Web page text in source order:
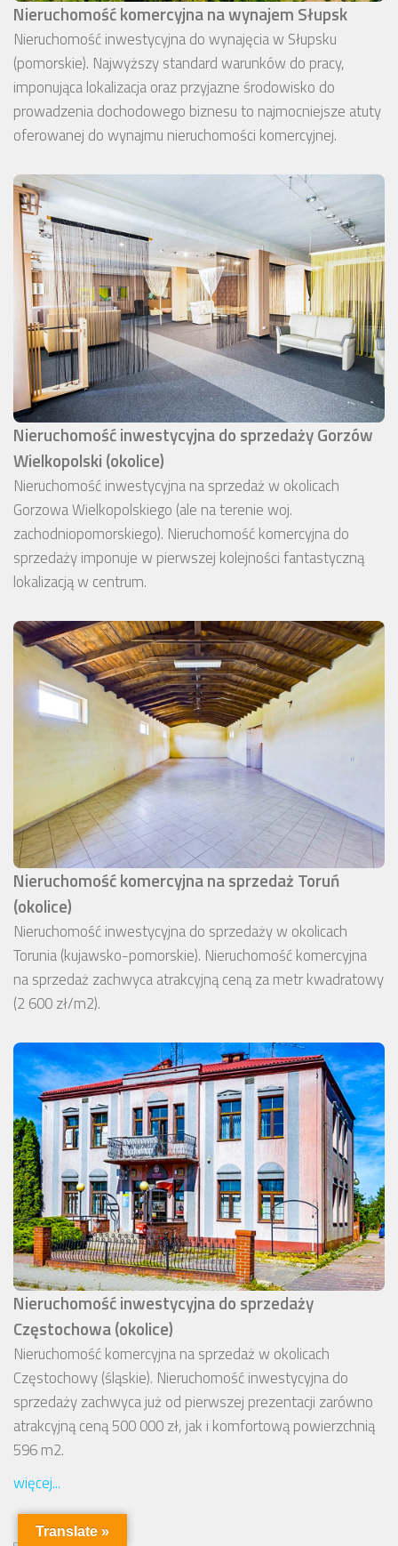
Nieruchomość komercyjna na wynajem Słupsk
Nieruchomość inwestycyjna do wynajęcia w Słupsku
(pomorskie). Najwyższy standard warunków do pracy,
imponująca lokalizacja oraz przyjazne środowisko do
prowadzenia dochodowego biznesu to najmocniejsze atuty
oferowanej do wynajmu nieruchomości komercyjnej.
Nieruchomość inwestycyjna do sprzedaży Gorzów
Wielkopolski (okolice)
Nieruchomość inwestycyjna na sprzedaż w okolicach
Gorzowa Wielkopolskiego (ale na terenie woj.
zachodniopomorskiego). Nieruchomość komercyjna do
sprzedaży imponuje w pierwszej kolejności fantastyczną
lokalizacją w centrum.
Nieruchomość komercyjna na sprzedaż Toruń
(okolice)
Nieruchomość inwestycyjna do sprzedaży w okolicach
Torunia (kujawsko-pomorskie). Nieruchomość komercyjna
na sprzedaż zachwyca atrakcyjną ceną za metr kwadratowy
(2 600 zł/m2).
Nieruchomość inwestycyjna do sprzedaży
Częstochowa (okolice)
Nieruchomość komercyjna na sprzedaż w okolicach
Częstochowy (śląskie). Nieruchomość inwestycyjna do
sprzedaży zachwyca już od pierwszej prezentacji zarówno
atrakcyjną ceną 500 000 zł, jak i komfortową powierzchnią
596 m2.
więcej...
Translate »